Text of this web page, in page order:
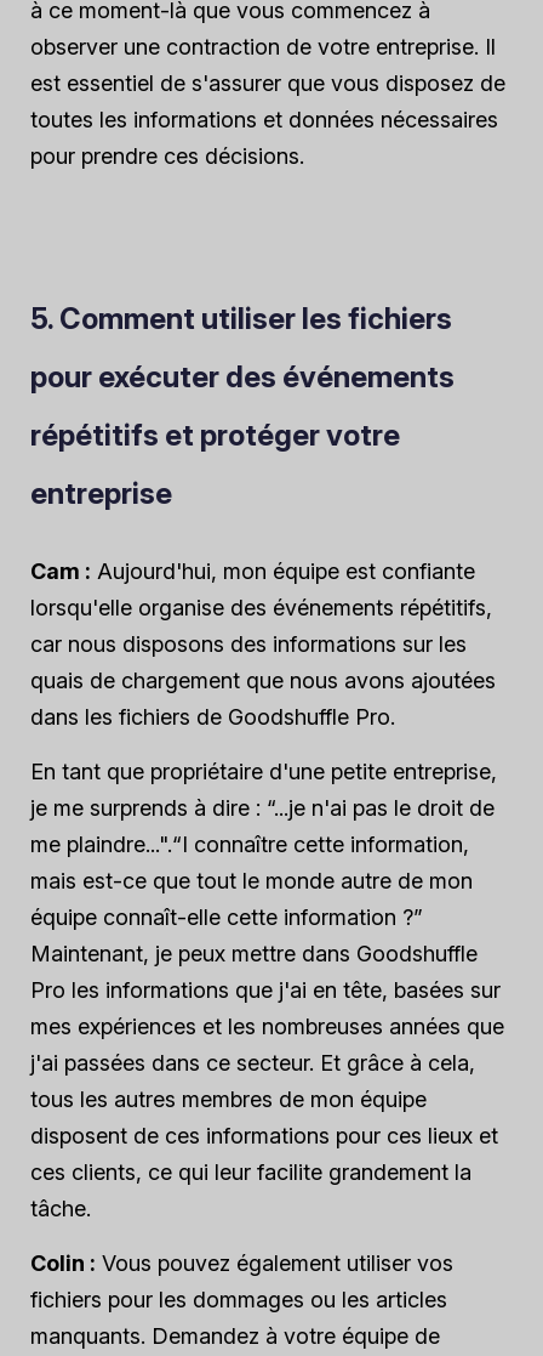
à ce moment-là que vous commencez à
observer une contraction de votre entreprise. Il
est essentiel de s'assurer que vous disposez de
toutes les informations et données nécessaires
pour prendre ces décisions.
5. Comment utiliser les fichiers
pour exécuter des événements
répétitifs et protéger votre
entreprise
Cam : Aujourd'hui, mon équipe est confiante
lorsqu'elle organise des événements répétitifs,
car nous disposons des informations sur les
quais de chargement que nous avons ajoutées
dans les fichiers de Goodshuffle Pro.
En tant que propriétaire d'une petite entreprise,
je me surprends à dire : “...je n'ai pas le droit de
me plaindre...".“I connaître cette information,
mais est-ce que tout le monde autre de mon
équipe connaît-elle cette information ?”
Maintenant, je peux mettre dans Goodshuffle
Pro les informations que j'ai en tête, basées sur
mes expériences et les nombreuses années que
j'ai passées dans ce secteur. Et grâce à cela,
tous les autres membres de mon équipe
disposent de ces informations pour ces lieux et
ces clients, ce qui leur facilite grandement la
tâche.
Colin : Vous pouvez également utiliser vos
fichiers pour les dommages ou les articles
manquants. Demandez à votre équipe de